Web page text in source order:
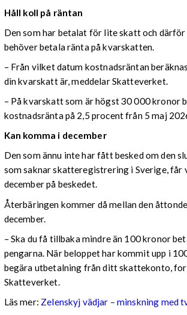
Håll koll på räntan
Den som har betalat för lite skatt och
behöver betala ränta på kvarskatten.
– Från vilket datum kostnadsräntan
din kvarskatt är, meddelar Skatteverket.
– På kvarskatt som är högst 30 000 kronor
kostnadsränta på 2,5 procent från 5 maj
Kan komma i december
Den som ännu inte har fått besked om den
som saknar skatteregistrering i Sverige, får
december på beskedet.
Återbäringen kommer då mellan den
december.
– Ska du få tillbaka mindre än 100 kronor
pengarna. När beloppet har kommit upp i
begära utbetalning från ditt skattekonto,
Skatteverket.
Läs mer: Zelenskyj vädjar – minskning med